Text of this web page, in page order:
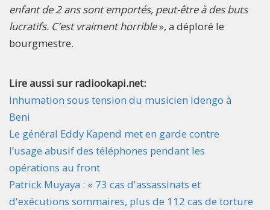
enfant de 2 ans sont emportés, peut-être à des buts
lucratifs. C’est vraiment horrible», a déploré le
bourgmestre.
Lire aussi sur radiookapi.net:
Inhumation sous tension du musicien Idengo à
Beni
Le général Eddy Kapend met en garde contre
l’usage abusif des téléphones pendant les
opérations au front
Patrick Muyaya : « 73 cas d'assassinats et
d'exécutions sommaires, plus de 112 cas de torture